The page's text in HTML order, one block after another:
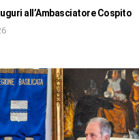
all’Ambasciatore Cospito